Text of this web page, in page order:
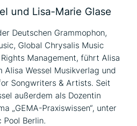
und Lisa-Marie Glase
Deutschen Grammophon,
Global Chrysalis Music
Management, führt Alisa
Alisa Wessel Musikverlag und
Songwriters & Artists. Seit
außerdem als Dozentin
„GEMA-Praxiswissen“, unter
Pool Berlin.